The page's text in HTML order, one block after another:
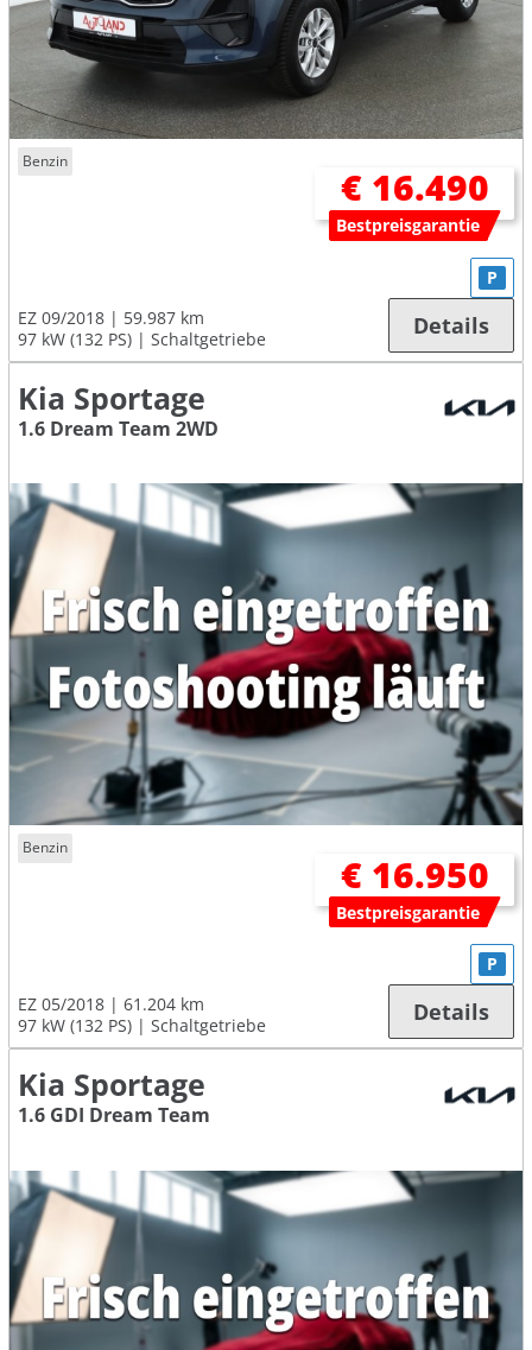
Benzin
€ 16.490
Bestpreisgarantie
EZ 09/2018
59.987 km
97 kW (132 PS)
Schaltgetriebe
P
Details
Kia Sportage
1.6 Dream Team 2WD
Benzin
€ 16.950
Bestpreisgarantie
EZ 05/2018
61.204 km
97 kW (132 PS)
Schaltgetriebe
P
Details
Kia Sportage
1.6 GDI Dream Team